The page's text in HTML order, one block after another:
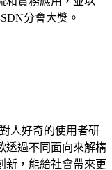
SDN分會大獎 。
人好奇的使用者研
透過不同面向來解構
新，能給社會帶來更